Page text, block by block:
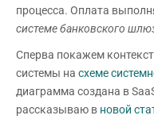
процесса. Оплата
системе банковского
Сперва покажем
системы на схеме
диаграмма создана в
рассказываю в новой